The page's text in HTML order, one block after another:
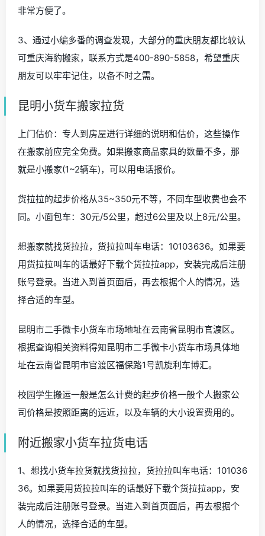
非常方便了。
3、通过小编多番的调查发现，大部分的重庆朋友都比较认
可重庆海豹搬家，联系方式是400-890-5858，希望重庆
朋友可以牢牢记住，以备不时之需。
昆明小货车搬家拉货
上门估价：专人到房屋进行详细的说明和估价，这些操作
在搬家前应完全免费。如果搬家商品家具的数量不多，那
就是小搬家(1~2辆车)，可以用电话报价。
货拉拉的起步价格从35~350元不等，不同车型收费也会不
同。小面包车：30元/5公里，超过6公里及以上8元/公里。
想搬家就找货拉拉，货拉拉叫车电话：10103636。如果要
用货拉拉叫车的话最好下载个货拉拉app，安装完成后注册
账号登录。当进入到首页面后，再去根据个人的情况，选
择合适的车型。
昆明市二手微卡小货车市场地址在云南省昆明市官渡区。
根据查询相关资料得知昆明市二手微卡小货车市场具体地
址在云南省昆明市官渡区福保路1号凯旋利车博汇。
校园学生搬运一般是怎么计费的起步价格一般个人搬家公
司价格是按照距离的远近，以及车辆的大小设置费用的。
附近搬家小货车拉货电话
1、想找小货车拉货就找货拉拉，货拉拉叫车电话：101036
36。如果要用货拉拉叫车的话最好下载个货拉拉app，安
装完成后注册账号登录。当进入到首页面后，再去根据个
人的情况，选择合适的车型。